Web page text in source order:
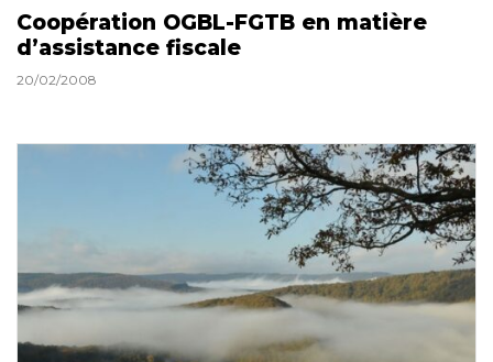
Coopération OGBL-FGTB en matière
d’assistance fiscale
20/02/2008